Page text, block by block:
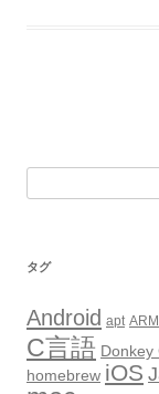
シ
ョ
ン
タグ
Android apt ARM
C言語 Donkey
homebrew iOS